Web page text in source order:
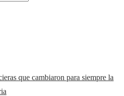
que cambiaron para siempre la